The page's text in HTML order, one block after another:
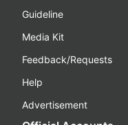
Guideline
Media Kit
Feedback/Requests
Help
Advertisement